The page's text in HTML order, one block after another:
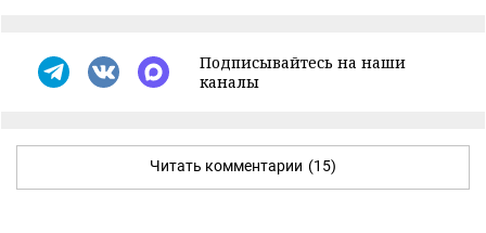
Подписывайтесь на наши
каналы
Читать комментарии (15)